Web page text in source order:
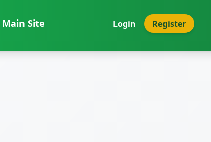
Main Site Login Register